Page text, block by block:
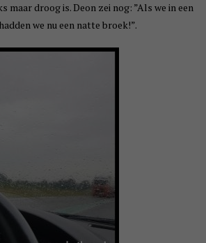
maar droog is. Deon zei nog: ”Als we in een
we nu een natte broek!”.